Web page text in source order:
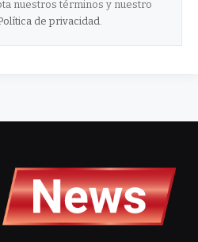
nuestros términos y nuestro
de privacidad